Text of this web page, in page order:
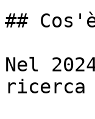
##
Nel
ricerca